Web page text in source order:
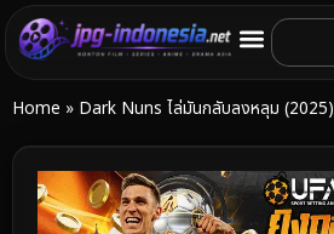
Home » Dark Nuns ไล่มันกลับลงหลุม (2025)